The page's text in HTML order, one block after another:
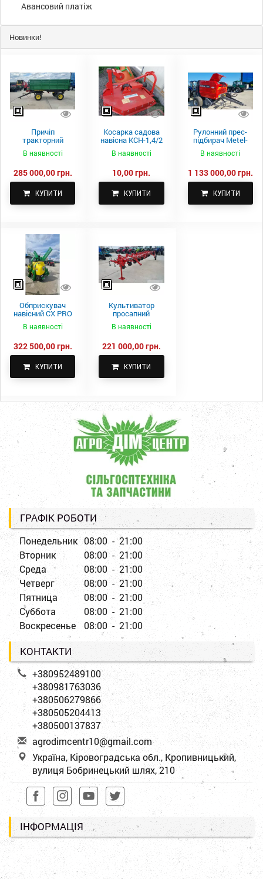
Авансовий платіж
Новинки!
Причіп
тракторний
самоскидний
Spike 2 ПТС-4
В наявності
285 000,00 грн.
КУПИТИ
Косарка садова
навісна КСН-1,4/2
В наявності
10,00 грн.
КУПИТИ
Рулонний прес-
підбирач Metel-
Fach Z 587
В наявності
1 133 000,00 грн.
КУПИТИ
Обприскувач
навісний CX PRO
В наявності
322 500,00 грн.
КУПИТИ
Культиватор
просапний
КПН-5,6-05
В наявності
221 000,00 грн.
КУПИТИ
ГРАФІК РОБОТИ
Понедельник 08:00 - 21:00
Вторник
08:00 - 21:00
Среда
08:00 - 21:00
Четверг
08:00 - 21:00
Пятница
08:00 - 21:00
Суббота
08:00 - 21:00
Воскресенье
08:00 - 21:00
КОНТАКТИ
+380952489100
+380981763036
+380506279866
+380505204413
+380500137837
agrodimcentr10@gmail.com
Україна, Кіровоградська обл., Кропивницький,
вулиця Бобринецький шлях, 210
ІНФОРМАЦІЯ